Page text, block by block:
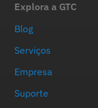
Explora a GTC
Blog
Serviços
Empresa
Suporte